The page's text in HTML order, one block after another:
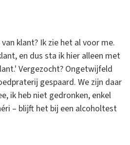
klant? Ik zie het al voor me.
en dus sta ik hier alleen met
Vergezocht? Ongetwijfeld
gespaard. We zijn daar
ik heb niet gedronken, enkel
– blijft het bij een alcoholtest